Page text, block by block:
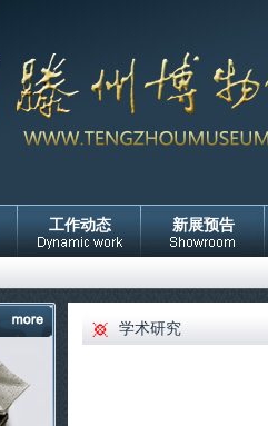
工作动态 新展预告
学术研究